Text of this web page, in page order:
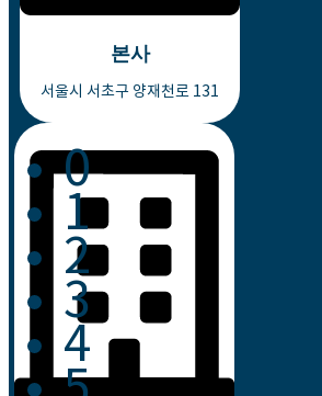
본사
서울시 서초구 양재천로 131
0
1
2
3
4